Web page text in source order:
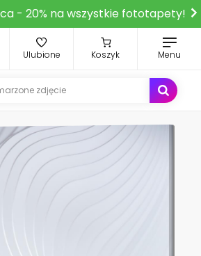
- 20% na wszystkie fototapety!
Ulubione Koszyk Menu